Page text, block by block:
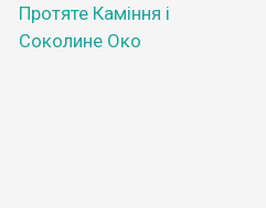
Протяте Каміння і
Соколине Око